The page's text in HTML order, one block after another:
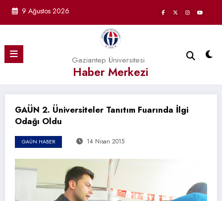
9 Ağustos 2026
Gaziantep Üniversitesi
Haber Merkezi
GAÜN 2. Üniversiteler Tanıtım Fuarında İlgi
Odağı Oldu
GAÜN HABER 14 Nisan 2015